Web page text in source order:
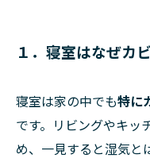
１．寝室はなぜカ
寝室は家の中でも特に
です。リビングやキッ
め、一見すると湿気と